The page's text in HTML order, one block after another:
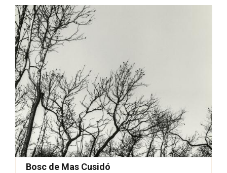
Bosc de Mas Cusidó